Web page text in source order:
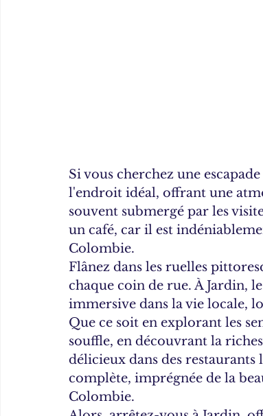
Si vous cherchez une
l'endroit idéal, offrant une
souvent submergé par les
un café, car il est
Colombie.
Flânez dans les ruelles
chaque coin de rue. À Jardin,
immersive dans la vie locale,
Que ce soit en explorant les
souffle, en découvrant la
délicieux dans des
complète, imprégnée de la
Colombie.